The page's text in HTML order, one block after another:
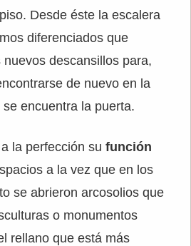
Desde éste la escalera
diferenciados que
descansillos para,
de nuevo en la
encuentra la puerta.
la perfección su función
a la vez que en los
se abrieron arcosolios que
o monumentos
rellano que está más